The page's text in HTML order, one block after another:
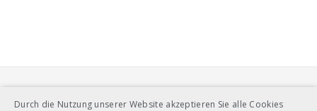
Durch die Nutzung unserer Website akzeptieren Sie alle Cookies